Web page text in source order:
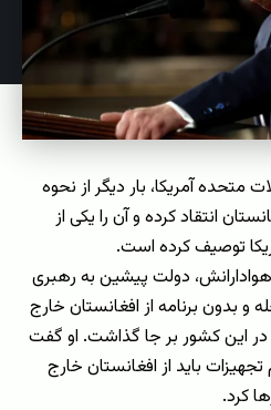
متحده آمریکا، بار دیگر از نحوه
انتقاد کرده و آن را یکی از
توصیف کرده است.
دولت پیشین به رهبری
و بدون برنامه از افغانستان خارج
در این کشور بر جا گذاشت. او گفت
باید از افغانستان خارج
کرد.